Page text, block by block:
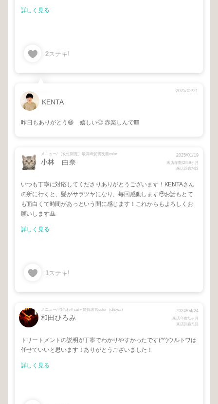
詳しく見る
2ステキ!
KENTA
2025/02/21
昨日もありがとう😆 嬉しい◎ 赤楽しんで🟥
メニュー/ 【女性限定】最高峰髪質改善color
小林 由奈
2025/01/19
来店年数/2年9ヶ月
来店回数/4回
いつも丁寧に対応してくださりありがとうございます！KENTAさん
の所に行くと、髪がサラツヤになり、毎回感動します🥹お話もとて
も面白くて時間があっという間に感じます！これからもよろしくお
願いします🙇
詳しく見る
1ステキ!
メニュー/ 似合わせcut＋髪質改善color（ultowa）
和田ひろみ
2024/04/24
来店年数/1ヶ月
来店回数/1回
トリートメントの説明が丁寧でわかりやすかったです(^^)ウルトワは
任せていいと思います！ありがとうございました！
詳しく見る